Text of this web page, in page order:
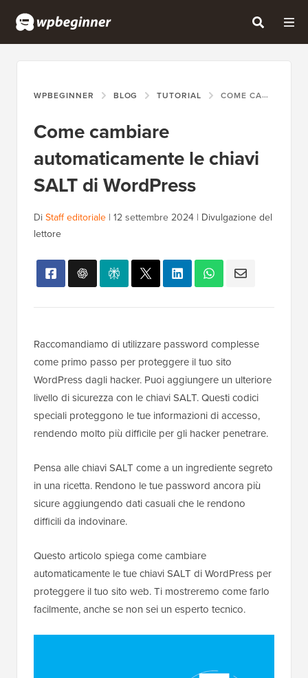
WPBEGINNER BLOG TUTORIAL COME CAMBIARE AUTOMATICAMENTE LE CHIAVI SALT DI WORDPRESS
Come cambiare
automaticamente le chiavi
SALT di WordPress
DiStaff editoriale | 12 settembre 2024 | Divulgazione del
lettore
Raccomandiamo di utilizzare password complesse
come primo passo per proteggere il tuo sito
WordPress dagli hacker. Puoi aggiungere un ulteriore
livello di sicurezza con le chiavi SALT. Questi codici
speciali proteggono le tue informazioni di accesso,
rendendo molto più difficile per gli hacker penetrare.
Pensa alle chiavi SALT come a un ingrediente segreto
in una ricetta. Rendono le tue password ancora più
sicure aggiungendo dati casuali che le rendono
difficili da indovinare.
Questo articolo spiega come cambiare
automaticamente le tue chiavi SALT di WordPress per
proteggere il tuo sito web. Ti mostreremo come farlo
facilmente, anche se non sei un esperto tecnico.